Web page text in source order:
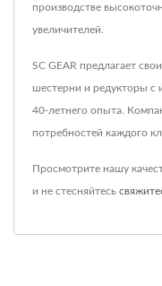
производстве
увеличителей.
SC GEAR предлагает
шестерни и редукторы с
40-летнего опыта.
потребностей каждого
Просмотрите нашу
и не стесняйтесь